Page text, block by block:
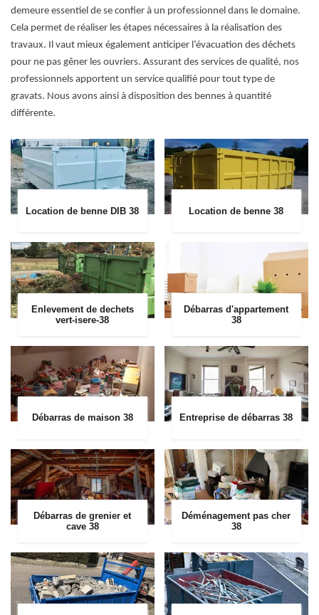
demeure essentiel de se confier à un professionnel dans le domaine.
Cela permet de réaliser les étapes nécessaires à la réalisation des
travaux. Il vaut mieux également anticiper l’évacuation des déchets
pour ne pas gêner les ouvriers. Assurant des services de qualité, nos
professionnels apportent un service qualifié pour tout type de
gravats. Nous avons ainsi à disposition des bennes à quantité
différente.
Location de benne DIB 38 Location de benne 38
Enlevement de dechets
vert-isere-38
Débarras d'appartement
38
Débarras de maison 38 Entreprise de débarras 38
Débarras de grenier et
cave 38
Déménagement pas cher
38